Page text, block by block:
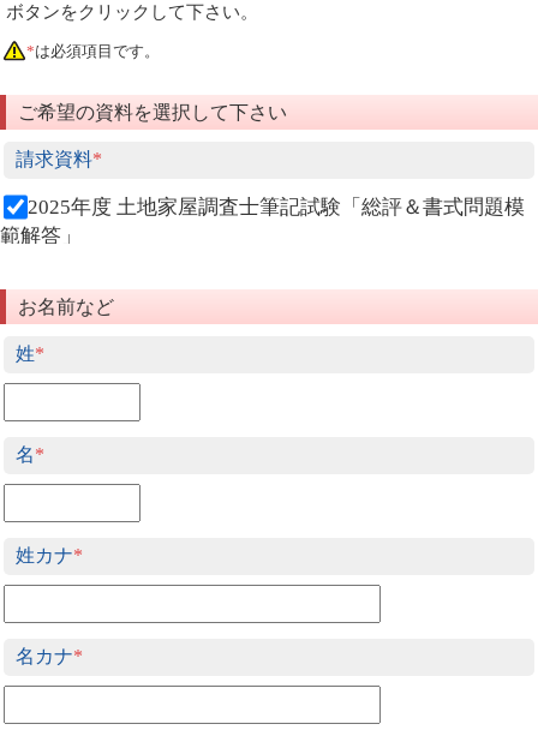
ボタンをクリックして下さい。
*は必須項目です。
ご希望の資料を選択して下さい
請求資料*
2025年度 土地家屋調査士筆記試験「総評＆書式問題模
範解答」
お名前など
姓*
名*
姓カナ*
名カナ*